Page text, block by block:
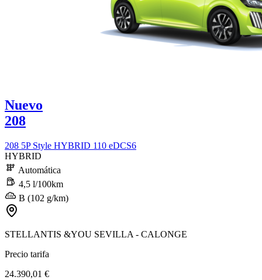
Nuevo
208
208 5P Style HYBRID 110 eDCS6
HYBRID
Automática
4,5 l/100km
B (102 g/km)
STELLANTIS &YOU SEVILLA - CALONGE
Precio tarifa
24.390,01 €